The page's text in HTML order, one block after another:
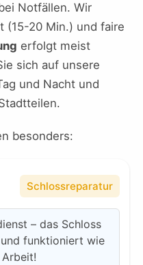
Notfällen. Wir
(15-20 Min.) und faire
erfolgt meist
sich auf unsere
und Nacht und
besonders:
Schlossreparatur
– das Schloss
funktioniert wie
Arbeit!